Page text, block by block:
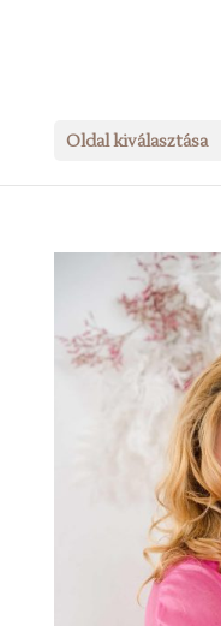
Oldal kiválasztása